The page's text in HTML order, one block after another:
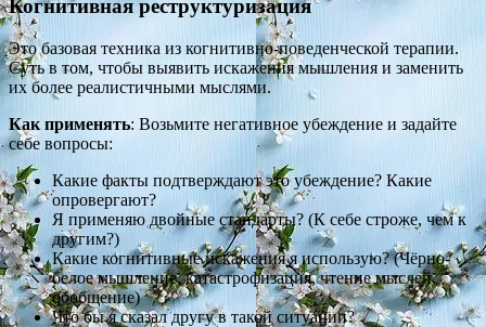
Когнитивная реструктуризация
Это базовая техника из когнитивно-поведенческой терапии.
Суть в том, чтобы выявить искажения мышления и заменить
их более реалистичными мыслями.
Как применять: Возьмите негативное убеждение и задайте
себе вопросы:
Какие факты подтверждают это убеждение? Какие
опровергают?
Я применяю двойные стандарты? (К себе строже, чем к
другим?)
Какие когнитивные искажения я использую? (Чёрно-
белое мышление, катастрофизация, чтение мыслей,
обобщение)
Что бы я сказал другу в такой ситуации?